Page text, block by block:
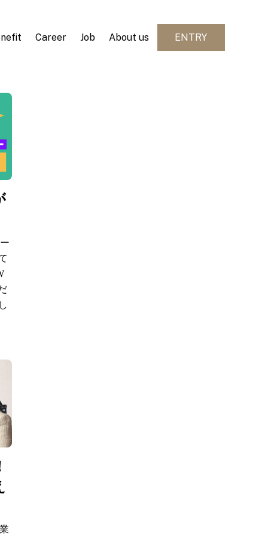
Career Job About us ENTRY